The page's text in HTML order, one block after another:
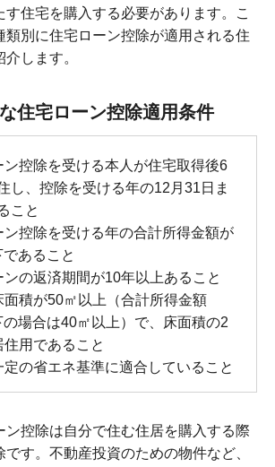
す住宅を購入する必要があります。こ
類別に住宅ローン控除が適用される住
します。
住宅ローン控除適用条件
ン控除を受ける本人が住宅取得後6
し、控除を受ける年の12月31日ま
こと
ン控除を受ける年の合計所得金額が
あること
ンの返済期間が10年以上あること
面積が50㎡以上（合計所得金額
場合は40㎡以上）で、床面積の2
用であること
定の省エネ基準に適合していること
ン控除は自分で住む住居を購入する際
す。不動産投資のための物件など、